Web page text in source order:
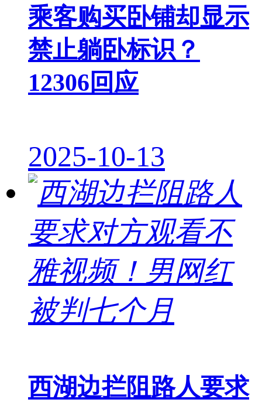
乘客购买卧铺却显示
禁止躺卧标识？
12306回应
2025-10-13
西湖边拦阻路人要求